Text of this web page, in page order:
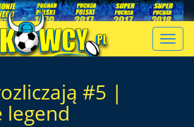
#5 |
legend